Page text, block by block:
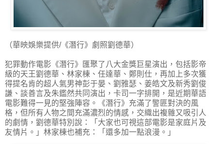
（華映娛樂提供/《潛行》劇照劉德華）
犯罪動作電影《潛行》匯聚了八大金獎巨星演出，包括影帝
級的天王劉德華、林家棟、任達華、鄭則仕，再加上多次獲
得提名肯的超人氣男神彭于晏、劉雅瑟、姜皓文及新秀劉俊
謙、談善言及朱鑑然共同演出，卡司一字排開，是近期華語
電影難得一見的堅強陣容。《潛行》充滿了警匪對決的風
格，但所有人物之間充滿濃烈的情感，交織出複雜又吸引人
的劇情，劉德華特別說：「大家也可視這部電影是家庭片及
友情片。」林家棟也補充：「還多加一點浪漫。」